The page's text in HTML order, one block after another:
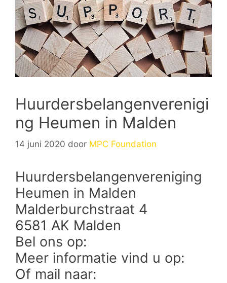
Huurdersbelangenverenigi
ng Heumen in Malden
14 juni 2020 door MPC Foundation
Huurdersbelangenvereniging
Heumen in Malden
Malderburchstraat 4
6581 AK Malden
Bel ons op:
Meer informatie vind u op:
Of mail naar: